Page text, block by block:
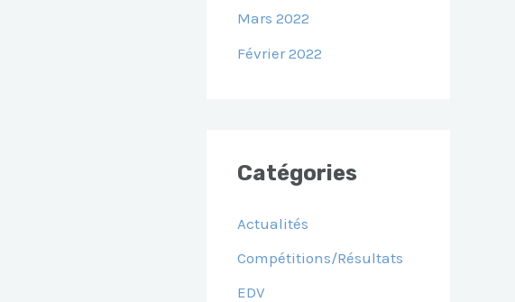
Mars 2022
Février 2022
Catégories
Actualités
Compétitions/Résultats
EDV